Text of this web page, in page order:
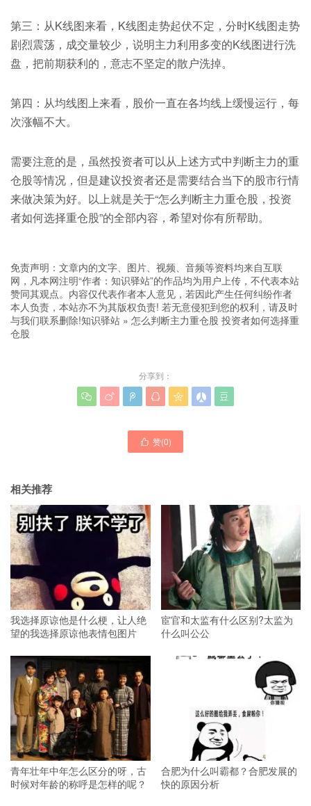
第三：从K线图来看，K线图走势起伏不定，分时K线图走势
剧烈震荡，成交量较少，说明主力利用多变的K线图进行洗
盘，把前期获利的，意志不坚定的散户洗掉。
第四：从均线图上来看，股价一直在各均线上缓慢运行，每
次涨幅不大。
需要注意的是，虽然投资者可以从上述方式中判断主力的重
仓股等情况，但是建议投资者还是需要结合当下的股市行情
来做决策为好。以上就是关于“怎么判断主力重仓股，投资
者如何选择重仓股”的全部内容，希望对你有所帮助。
免责声明：文章内的文字、图片、视频、音频等资料均来自互联
网，凡本网注明“作者：知识驿站”的作品均为用户上传，不代表本站
赞同其观点。内容仅代表作者本人意见，若因此产生任何纠纷作者
本人负责，本站亦不为其版权负责! 若无意侵犯到您的权利，请及时
与我们联系删除!知识驿站 » 怎么判断主力重仓股 投资者如何选择重
仓股
分享到：
      
 赞(0)
相关推荐
我选择原谅他是什么梗，让人绝
望的我选择原谅他表情包图片
宦官和太监有什么区别?太监为
什么叫公公
青年壮年中年怎么区分的呀，古
时候对年龄的称呼是怎样的呢？
合肥为什么叫霸都？合肥发展的
快的原因分析